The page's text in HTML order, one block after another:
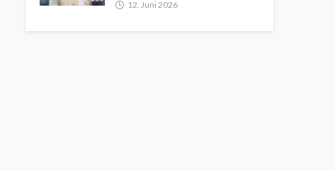
12. Juni 2026